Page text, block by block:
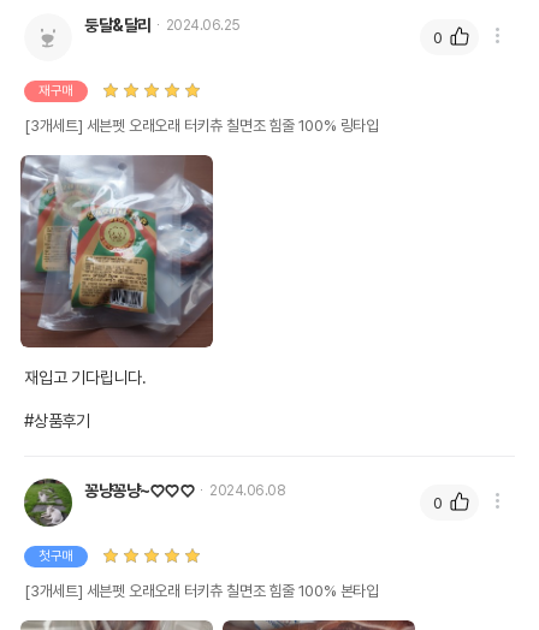
둥달&달리 2024.06.25
재구매
[3개세트] 세븐펫 오래오래 터키츄 칠면조 힘줄 100% 링타입
재입고 기다립니다.
#상품후기
0
꽁냥꽁냥~♡♡♡ 2024.06.08
첫구매
[3개세트] 세븐펫 오래오래 터키츄 칠면조 힘줄 100% 본타입
0